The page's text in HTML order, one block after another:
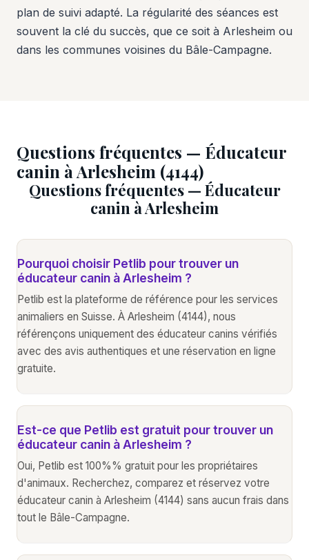
plan de suivi adapté. La régularité des séances est
souvent la clé du succès, que ce soit à Arlesheim ou
dans les communes voisines du Bâle-Campagne.
Questions fréquentes — Éducateur
canin à Arlesheim (4144)
Questions fréquentes — Éducateur
canin à Arlesheim
Pourquoi choisir Petlib pour trouver un
éducateur canin à Arlesheim ?
Petlib est la plateforme de référence pour les services
animaliers en Suisse. À Arlesheim (4144), nous
référençons uniquement des éducateur canins vérifiés
avec des avis authentiques et une réservation en ligne
gratuite.
Est-ce que Petlib est gratuit pour trouver un
éducateur canin à Arlesheim ?
Oui, Petlib est 100%% gratuit pour les propriétaires
d'animaux. Recherchez, comparez et réservez votre
éducateur canin à Arlesheim (4144) sans aucun frais dans
tout le Bâle-Campagne.